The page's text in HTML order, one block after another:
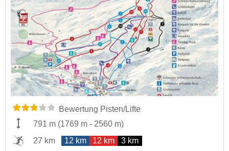
Bewertung Pisten/Lifte
791 m (1769 m - 2560 m)
27 km
12 km 12 km 3 km